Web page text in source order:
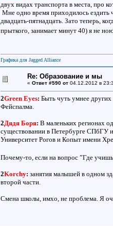
двух видах транспорта в места, про
Мне одно время приходилось ездить
двадцать-пятнадцать. Зато теперь,
прыткого, занимает минут 40) я не
Графика для Jagged Alliance
Re: Образование и мы
« Ответ #590 от04.12.2012 в
2Green Eyes: Быть чуть умнее
Фейспалма.
2Дядя Боря: В маленьких регионах
существовании в Петербурге СПбГУ
Университет Рогов и Копыт имени
Почему-то, если на вопрос ”Где
2Korchy: занятия малышей в одном
второй части.
Смена школы, имхо, не проблема. Я